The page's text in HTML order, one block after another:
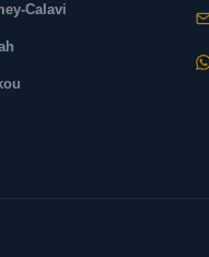
Calavi